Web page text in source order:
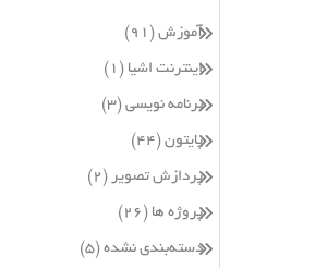
آموزش (۹۱)
اینترنت اشیا (۱)
برنامه نویسی (۳)
پایتون (۴۴)
پردازش تصویر (۲)
پروژه ها (۲۶)
دسته‌بندی نشده (۵)